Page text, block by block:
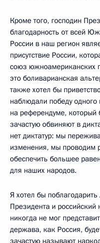
Кроме того, господин
благодарность от всей
России в наш регион
присутствие России,
союз южноамериканских
это боливарианская
также хотел бы
наблюдали победу
на референдуме,
зачастую обвиняют в
нет диктатур: мы
изменения, мы проводим
обеспечить большее
для наших народов.
Я хотел бы
Президента и
никогда не мог
держава, как Россия,
зачастую называют